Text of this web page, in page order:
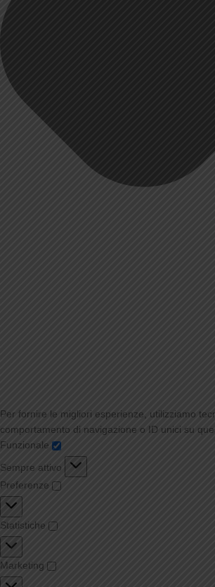
Per fornire le migliori esperienze, utilizziamo
comportamento di navigazione o ID unici su
Funzionale
Sempre attivo
Preferenze
Statistiche
Marketing